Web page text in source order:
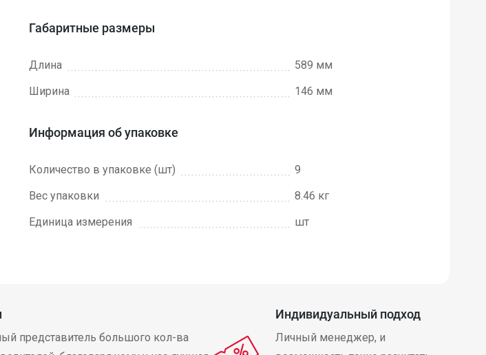
Габаритные размеры
Длина
589 мм
Ширина
146 мм
Информация об упаковке
Количество в упаковке (шт)
9
Вес упаковки
8.46 кг
Единица измерения
шт
представитель большого кол-ва
Индивидуальный подход
Личный менеджер, и